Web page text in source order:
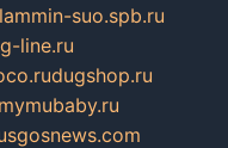
lammin-suo.spb.ru
line.ru
dugshop.ru
mymubaby.ru